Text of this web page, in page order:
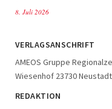
8. Juli 2026
VERLAGSANSCHRIFT
AMEOS Gruppe
Wiesenhof 23730
REDAKTION